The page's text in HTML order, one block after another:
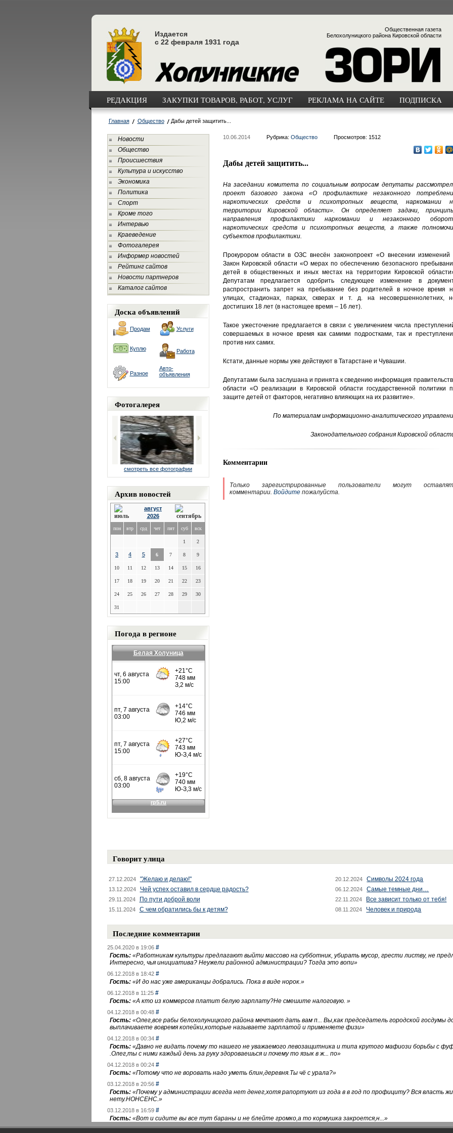
Издается
с 22 февраля 1931 года
Общественная газета
Белохолуницкого района Кировской области
РЕДАКЦИЯ ЗАКУПКИ ТОВАРОВ, РАБОТ, УСЛУГ РЕКЛАМА НА САЙТЕ ПОДПИСКА
Главная Общество Дабы детей защитить...
Новости
Общество
Происшествия
Культура и искусство
Экономика
Политика
Спорт
Кроме того
Интервью
Краеведение
Фотогалерея
Информер новостей
Рейтинг сайтов
Новости партнеров
Каталог сайтов
Доска объявлений
Продам Услуги
Куплю Работа
Разное
Авто-
объявления
Фотогалерея
смотреть все фотографии
Архив новостей
август
2026
пон втр срд чет пят суб вск
1 2
3 4 5 6 7 8 9
10 11 12 13 14 15 16
17 18 19 20 21 22 23
24 25 26 27 28 29 30
31
Погода в регионе
Белая Холуница
10.06.2014 Рубрика: Общество Просмотров: 1512
Дабы детей защитить...
На заседании комитета по социальным вопросам депутаты
проект базового закона «О профилактике незаконного
наркотических средств и психотропных веществ, наркомании
территории Кировской области». Он определяет задачи,
направления профилактики наркомании и незаконного
наркотических средств и психотропных веществ, а также
субъектов профилактики.
Прокурором области в ОЗС внесён законопроект «О внесении изменений
Закон Кировской области «О мерах по обеспечению безопасного
детей в общественных и иных местах на территории Кировской
Депутатам предлагается одобрить следующее изменение в
распространить запрет на пребывание без родителей в ночное время
улицах, стадионах, парках, скверах и т. д. на несовершеннолетних,
достигших 18 лет (в настоящее время – 16 лет).
Такое ужесточение предлагается в связи с увеличением числа
совершаемых в ночное время как самими подростками, так и
против них самих.
Кстати, данные нормы уже действуют в Татарстане и Чувашии.
Депутатами была заслушана и принята к сведению информация
области «О реализации в Кировской области государственной политики
защите детей от факторов, негативно влияющих на их развитие».
По материалам информационно-аналитического
Законодательного собрания Кировской
Комментарии
Только зарегистрированные пользователи могут
комментарии. Войдитепожалуйста.
Говорит улица
27.12.2024 "Желаю и делаю!" 20.12.2024 Символы 2024 года
13.12.2024 Чей успех оставил в сердце радость? 06.12.2024 Самые темные дни…
29.11.2024 По пути доброй воли 22.11.2024 Все зависит только от тебя!
15.11.2024 С чем обратились бы к детям? 08.11.2024 Человек и природа
Последние комментарии
25.04.2020 в 19:06 #
Гость: «Работникам культуры предлагают выйти массово на субботник, убирать мусор, грести листву, не
Интересно, чья инициатива? Неужели районной администрации? Тогда это вопи»
06.12.2018 в 18:42 #
Гость: «И до нас уже американцы добрались. Пока в виде норок.»
06.12.2018 в 11:25 #
Гость: «А кто из коммерсов платит белую зарплату?Не смешите налоговую. »
04.12.2018 в 00:48 #
Гость: «Олег,все рабы белохолуницкого района мечтают дать вам п... Вы,как председатель городской госдумы
выплачиваете вовремя копейки,которые называете зарплатой и применяете физи»
04.12.2018 в 00:34 #
Гость: «Давно не видать почему то нашего не уважаемого левозащитника и типа крутого мафиози борьбы с
.Олег,ты с ними каждый день за руку здороваешься и почему то язык в ж... по»
04.12.2018 в 00:24 #
Гость: «Потому что не воровать надо уметь блин,деревня.Ты чё с урала?»
03.12.2018 в 20:56 #
Гость: «Почему у администрации всегда нет денег,хотя рапортуют из года в в год по профициту? Вся власть
нету.НОНСЕНС.»
03.12.2018 в 16:59 #
Гость: «Вот и сидите вы все тут бараны и не блейте громко,а то кормушка закроется,н...»